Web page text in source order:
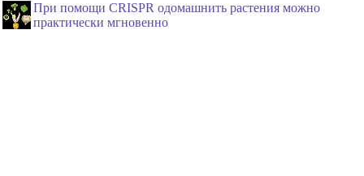
При помощи CRISPR одомашнить растения можно
практически мгновенно